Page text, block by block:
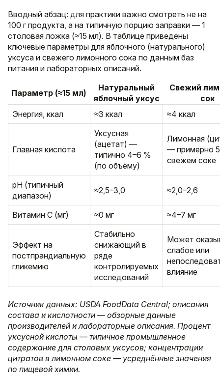
Вводный абзац: для практики важно смотреть не на
100 г продукта, а на типичную порцию заправки — 1
столовая ложка (≈15 мл). В таблице приведены
ключевые параметры для яблочного (натурального)
уксуса и свежего лимонного сока по данным баз
питания и лабораторных описаний.
Параметр (≈15 мл)
Натуральный
яблочный уксус
Свежий
сок
Энергия, ккал
≈3 ккал ≈4 ккал
Главная кислота
Уксусная
(ацетат) —
типично 4–6 %
(по объёму)
Лимонная
— примерно
свежем соке
pH (типичный
диапазон)
≈2,5–3,0 ≈2,0–2,6
Витамин C (мг) ≈0 мг ≈4–7 мг
Эффект на
постпрандиальную
гликемию
Стабильно
снижающий в
ряде
контролируемых
исследований
Может
слабое или
влияние
Источник данных: USDA FoodData Central; описания
состава и кислотности — обзорные данные
производителей и лабораторные описания. Процент
уксусной кислоты — типичное промышленное
содержание для столовых уксусов; концентрации
цитратов в лимонном соке — усреднённые значения
по пищевой химии.